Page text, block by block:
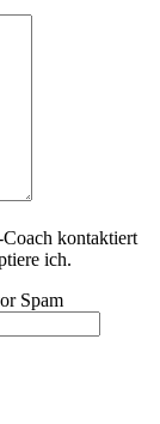
kontaktiert
ich.
Spam